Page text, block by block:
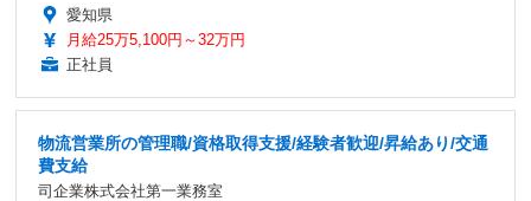
愛知県
月給25万5,100円～32万円
正社員
物流営業所の管理職/資格取得支援/経験者歓迎/昇給あり/交通
費支給
司企業株式会社第一業務室